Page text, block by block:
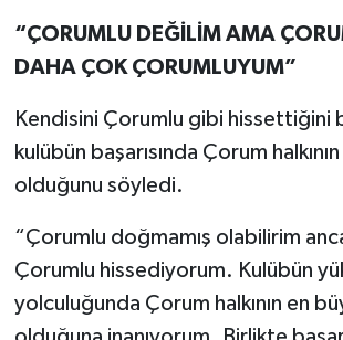
“ÇORUMLU DEĞİLİM AMA
DAHA ÇOK ÇORUMLUYUM”
Kendisini Çorumlu gibi hissettiğini
kulübün başarısında Çorum
olduğunu söyledi.
“Çorumlu doğmamış olabilirim
Çorumlu hissediyorum. Kulübün
yolculuğunda Çorum halkının en